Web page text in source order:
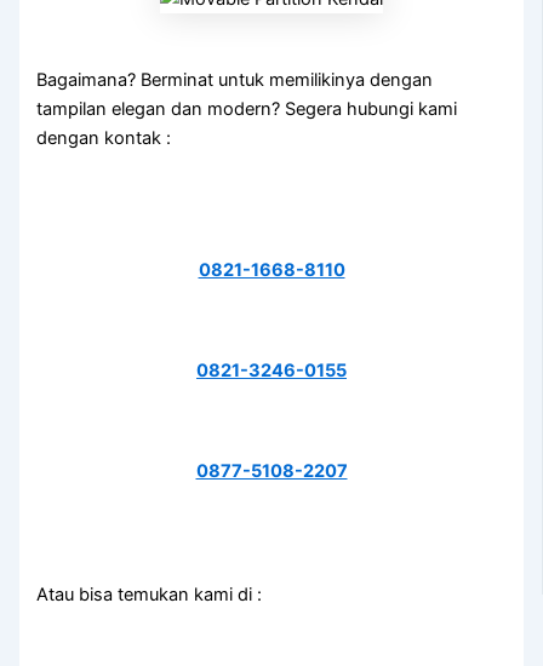
Bagaimana? Berminat untuk memilikinya dengan
tampilan elegan dan modern? Segera hubungi kami
dengan kontak :
0821-1668-8110
0821-3246-0155
0877-5108-2207
Atau bisa temukan kami di :